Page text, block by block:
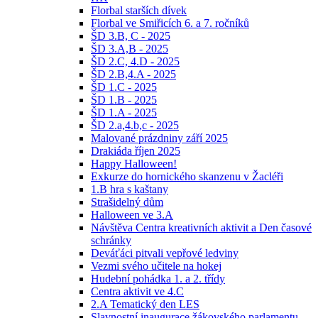
Florbal starších dívek
Florbal ve Smiřicích 6. a 7. ročníků
ŠD 3.B, C - 2025
ŠD 3.A,B - 2025
ŠD 2.C, 4.D - 2025
ŠD 2.B,4.A - 2025
ŠD 1.C - 2025
ŠD 1.B - 2025
ŠD 1.A - 2025
ŠD 2.a,4.b,c - 2025
Malované prázdniny září 2025
Drakiáda říjen 2025
Happy Halloween!
Exkurze do hornického skanzenu v Žacléři
1.B hra s kaštany
Strašidelný dům
Halloween ve 3.A
Návštěva Centra kreativních aktivit a Den časové
schránky
Deváťáci pitvali vepřové ledviny
Vezmi svého učitele na hokej
Hudební pohádka 1. a 2. třídy
Centra aktivit ve 4.C
2.A Tematický den LES